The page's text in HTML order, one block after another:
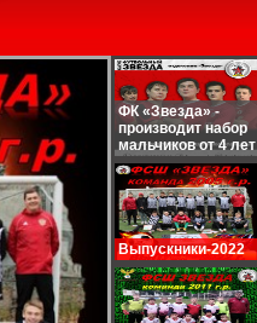
ФК «Звезда» -
производит набор
мальчиков от 4 лет
Выпускники-2022